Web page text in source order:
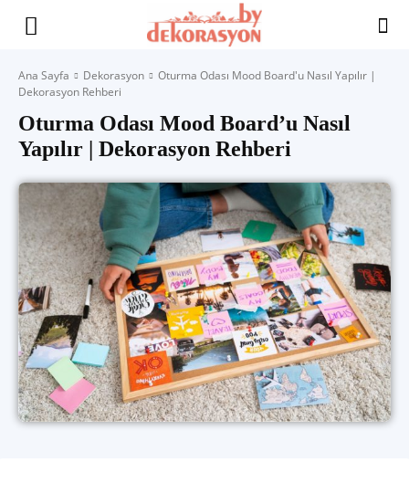
Yaşam
İlham
Ana Sayfa Dekorasyon
Oturma Odası Mood Board'u Nasıl Yapılır |
Dekorasyon Rehberi
Oturma Odası Mood Board’u Nasıl
Yapılır | Dekorasyon Rehberi